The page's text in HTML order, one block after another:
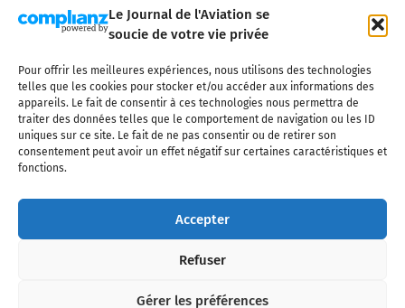
Le Journal de l'Aviation se
soucie de votre vie privée
Pour offrir les meilleures expériences, nous utilisons des technologies
telles que les cookies pour stocker et/ou accéder aux informations des
appareils. Le fait de consentir à ces technologies nous permettra de
traiter des données telles que le comportement de navigation ou les ID
uniques sur ce site. Le fait de ne pas consentir ou de retirer son
consentement peut avoir un effet négatif sur certaines caractéristiques et
fonctions.
Accepter
Refuser
Gérer les préférences
Qui sommes-nous ? Nous contacter
Partenaires
Mentions légales
CGV Politique de confidentialité Cookies
l'industrie aéronautique, l'aviation commerciale, l'aviation d'affaires, les
services MRO et après-vente, le financement et la location d'aéronefs
civils, l'aéronautique de défense et l'industrie spatiale. Toute reproduction,
interdite sans autorisation écrite spécifique du Journal de l’Aviation.